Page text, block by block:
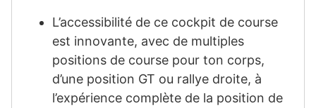
L’accessibilité de ce cockpit de course
est innovante, avec de multiples
positions de course pour ton corps,
d’une position GT ou rallye droite, à
l’expérience complète de la position de